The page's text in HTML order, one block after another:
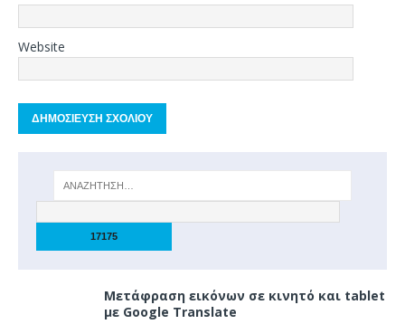
Website
Μετάφραση εικόνων σε κινητό και tablet
με Google Translate